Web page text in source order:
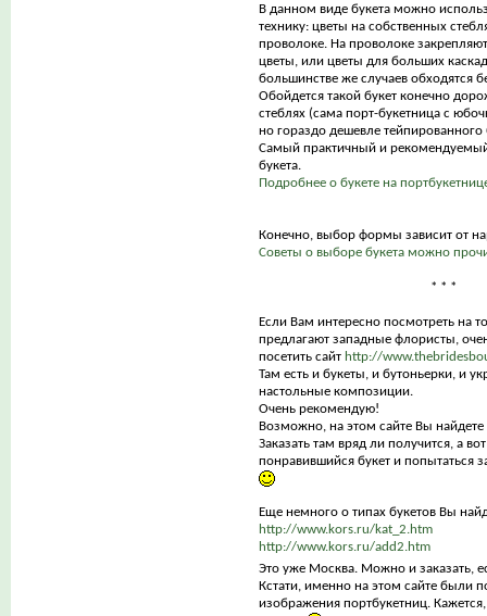
В данном виде букета можно
технику: цветы на собственных
проволоке. На проволоке
цветы, или цветы для больших
большинстве же случаев обходятся
Обойдется такой букет конечно
стеблях (сама порт-букетница с
но гораздо дешевле тейпированного
Самый практичный и
букета.
Подробнее о букете на
Конечно, выбор формы зависит от
Советы о выборе букета можно
* * *
Если Вам интересно посмотреть на
предлагают западные флористы,
посетить сайт http://
Там есть и букеты, и бутоньерки, и
настольные композиции.
Очень рекомендую!
Возможно, на этом сайте Вы найдете
Заказать там вряд ли получится, а
понравившийся букет и попытаться
Еще немного о типах букетов Вы
http://www.kors.ru/kat_2.htm
http://www.kors.ru/add2.htm
Это уже Москва. Можно и заказать,
Кстати, именно на этом сайте были
изображения портбукетниц.